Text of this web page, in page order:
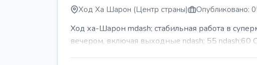
Ход Ха Шарон (Центр страны) Опубликовано:
Ход ха-Шарон mdash; стабильная работа в
вечером, включая выходные ndash; 55 ndash;60